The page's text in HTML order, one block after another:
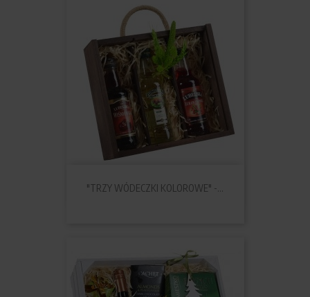
"TRZY WÓDECZKI KOLOROWE" -...